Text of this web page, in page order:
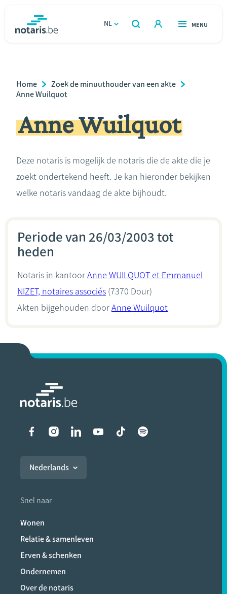
gaan
NL
OPEN
ZOEKEN
OPEN
MENU
Relatie & samenleven
Erven & schenken
Over de notaris
Breadcrumb
Home
Zoek de minuuthouder van een akte
Anne Wuilquot
Anne Wuilquot
Deze notaris is mogelijk de notaris die de akte die je
zoekt ondertekend heeft. Je kan hieronder bekijken
welke notaris vandaag de akte bijhoudt.
Periode van 26/03/2003 tot
heden
Notaris in kantoorAnne WUILQUOT et Emmanuel
NIZET, notaires associés (7370 Dour)
Akten bijgehouden doorAnne Wuilquot
Liens vers les réseaux
Nederlands
Snel naar
Wonen
Relatie & samenleven
Erven & schenken
Ondernemen
Over de notaris